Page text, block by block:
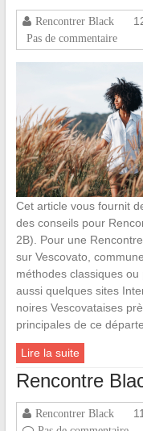
Rencontrer Black
Pas de commentaire
Cet article vous fournit
des conseils pour
2B). Pour une
sur Vescovato,
méthodes classiques
aussi quelques sites
noires Vescovataises
principales de ce
Lire la suite
Rencontre
Rencontrer Black